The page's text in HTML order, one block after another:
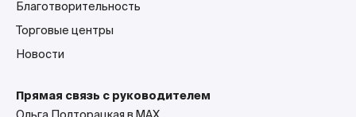
Благотворительность
Торговые центры
Новости
Прямая связь с руководителем